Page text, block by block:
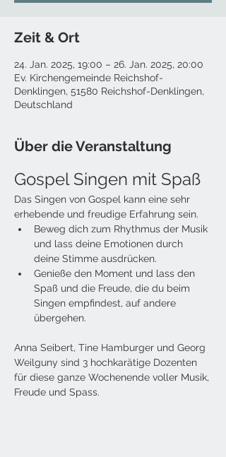
Zeit & Ort
24. Jan. 2025, 19:00 – 26. Jan. 2025, 20:00
Ev. Kirchengemeinde Reichshof-
Denklingen, 51580 Reichshof-Denklingen,
Deutschland
Über die Veranstaltung
Gospel Singen mit Spaß
Das Singen von Gospel kann eine sehr
erhebende und freudige Erfahrung sein.
Beweg dich zum Rhythmus der Musik
und lass deine Emotionen durch
deine Stimme ausdrücken.
Genieße den Moment und lass den
Spaß und die Freude, die du beim
Singen empfindest, auf andere
übergehen.
Anna Seibert, Tine Hamburger und Georg
Weilguny sind 3 hochkarätige Dozenten
für diese ganze Wochenende voller Musik,
Freude und Spass.